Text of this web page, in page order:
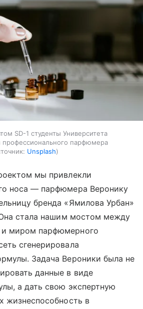
SD-1 студенты Университета
парфюмера
Unsplash
мы привлекли
носа — парфюмера Веронику
бренда «Ямилова Урбан»
стала нашим мостом между
миром парфюмерного
сгенерировала
Задача Вероники была не
данные в виде
а дать свою экспертную
жизнеспособность в